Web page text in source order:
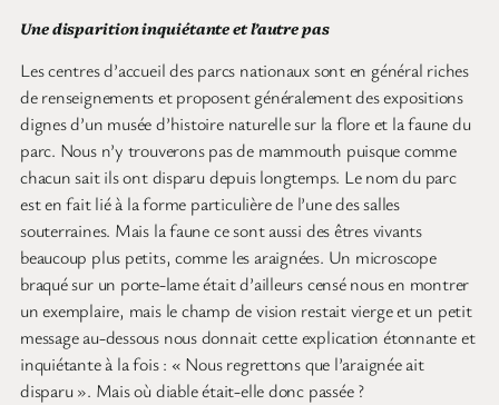
Une disparition inquiétante et l’autre pas
Les centres d’accueil des parcs nationaux sont en général riches
de renseignements et proposent généralement des expositions
dignes d’un musée d’histoire naturelle sur la flore et la faune du
parc. Nous n’y trouverons pas de mammouth puisque comme
chacun sait ils ont disparu depuis longtemps. Le nom du parc
est en fait lié à la forme particulière de l’une des salles
souterraines. Mais la faune ce sont aussi des êtres vivants
beaucoup plus petits, comme les araignées. Un microscope
braqué sur un porte-lame était d’ailleurs censé nous en montrer
un exemplaire, mais le champ de vision restait vierge et un petit
message au-dessous nous donnait cette explication étonnante et
inquiétante à la fois : « Nous regrettons que l’araignée ait
disparu ». Mais où diable était-elle donc passée ?